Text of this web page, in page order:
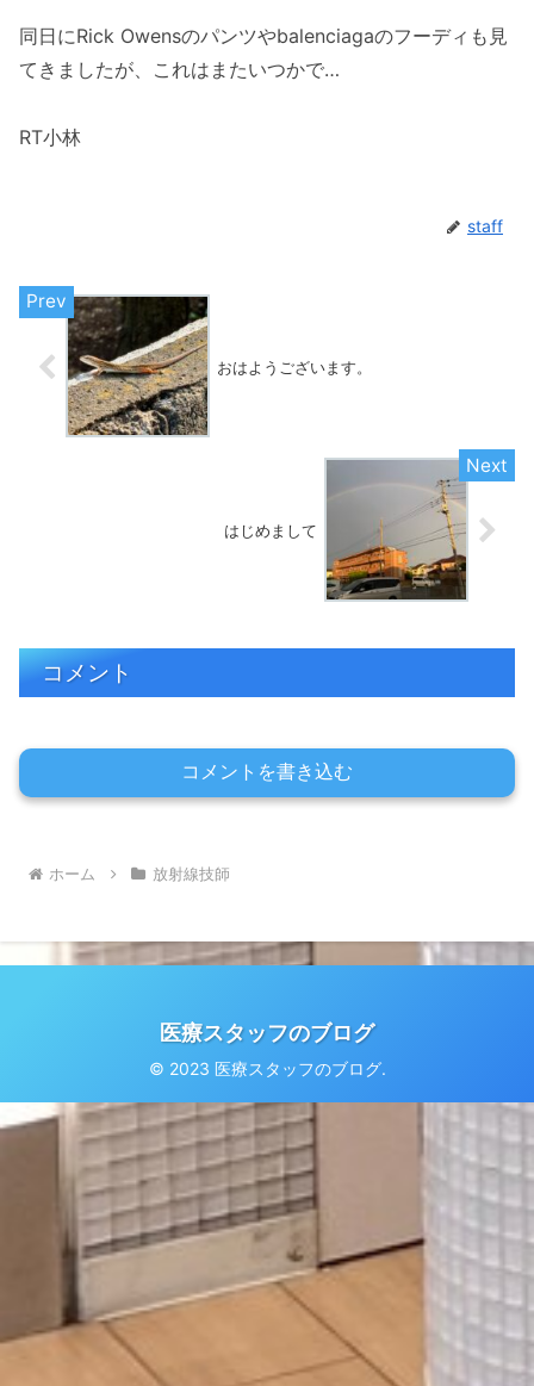
同日にRick Owensのパンツやbalenciagaのフーディも見
てきましたが、これはまたいつかで…
RT小林
staff
おはようございます。
はじめまして
コメント
コメントを書き込む
ホーム 放射線技師
医療スタッフのブログ
© 2023 医療スタッフのブログ.